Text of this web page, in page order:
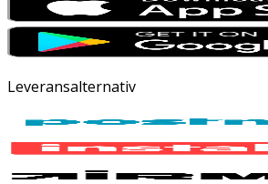
Leveransalternativ